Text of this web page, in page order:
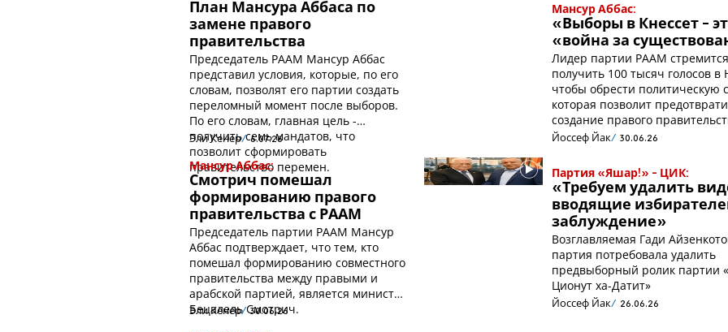
План Мансура Аббаса по
замене правого
правительства
Председатель РААМ Мансур Аббас
представил условия, которые, по его
словам, позволят его партии создать
переломный момент после выборов.
По его словам, главная цель -
получить семь мандатов, что
позволит сформировать
правительство перемен.
Эли Кенер 6.07.26
Мансур Аббас:
«Выборы в Кнессет -
«война за
Лидер партии РААМ стремится
получить 100 тысяч голосов в
чтобы обрести политическую
которая позволит
создание правого
Йоссеф Йак 30.06.26
Мансур Аббас:
Смотрич помешал
формированию правого
правительства с РААМ
Председатель партии РААМ Мансур
Аббас подтверждает, что тем, кто
помешал формированию совместного
правительства между правыми и
арабской партией, является министр
Бецалель Смотрич.
Эли Кенер 30.06.26
Партия «Яшар!» - ЦИК:
«Требуем удалить
вводящие
заблуждение»
Возглавляемая Гади
партия потребовала удалить
предвыборный ролик партии
Ционут ха-Датит»
Йоссеф Йак 26.06.26